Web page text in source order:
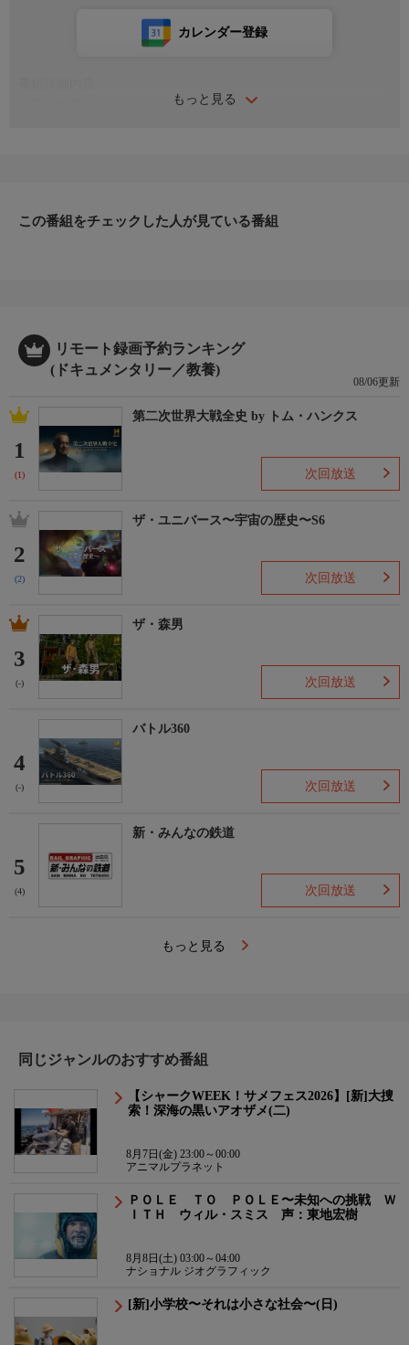
もっと見る
カレンダー登録
気を振り絞って戦う。このシリーズで見えてくるのは切迫した状
ケーン・ハンターと呼ばれる空軍機は嵐に突入し、データを収
集。その進路を予測する。進路にあたる地域の人々はどのように
して巨大ハリケーンに備えるのか、また、その怪物が過ぎ去った
あとの爪跡とは？迫力あるリアルな映像で、その脅威に迫る
この番組をチェックした人が見ている番組
リモート録画予約ランキング
(ドキュメンタリー／教養)
08/06更新
1
(1)
第二次世界大戦全史 by トム・ハンクス
次回放送
2
(2)
ザ・ユニバース〜宇宙の歴史〜S6
次回放送
3
(-)
ザ・森男
次回放送
4
(-)
バトル360
次回放送
5
(4)
新・みんなの鉄道
次回放送
もっと見る
同じジャンルのおすすめ番組
【シャークWEEK！サメフェス2026】[新]大捜
索！深海の黒いアオザメ(二)
8月7日(金) 23:00～00:00
アニマルプラネット
ＰＯＬＥ ＴＯ ＰＯＬＥ〜未知への挑戦 Ｗ
ＩＴＨ ウィル・スミス 声：東地宏樹
8月8日(土) 03:00～04:00
ナショナル ジオグラフィック
[新]小学校〜それは小さな社会〜(日)